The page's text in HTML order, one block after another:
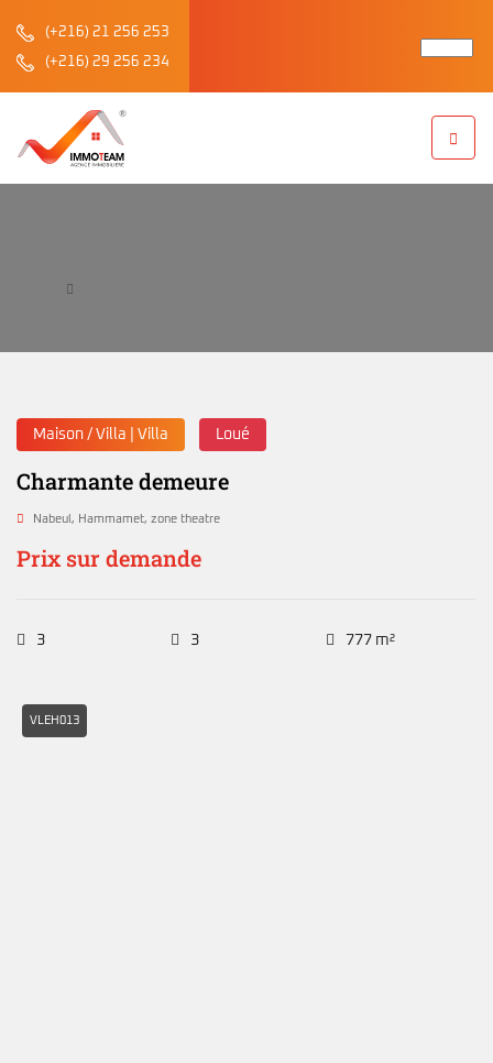
(+216) 21 256 253
(+216) 29 256 234
Maison / Villa | Villa Loué
Charmante demeure
Nabeul , Hammamet, zone theatre
Prix sur demande
3 3 777 m²
VLEH013